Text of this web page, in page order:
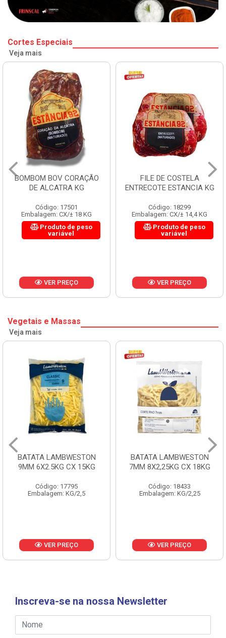
Cortes Especiais
Veja mais
BOMBOM BOV CORAÇÃO
DE ALCATRA KG
Código: 17501
Embalagem: CX/± 18 KG
Produto de peso
variável
VER PREÇO
FILE DE COSTELA
ENTRECOTE ESTANCIA KG
Código: 18299
Embalagem: CX/± 14,4 KG
Produto de peso
variável
VER PREÇO
Vegetais e Massas
Veja mais
BATATA LAMBWESTON
9MM 6X2.5KG CX 15KG
Código: 17795
Embalagem: KG/2,5
VER PREÇO
BATATA LAMBWESTON
7MM 8X2,25KG CX 18KG
Código: 18433
Embalagem: KG/2,25
VER PREÇO
Inscreva-se na nossa Newsletter